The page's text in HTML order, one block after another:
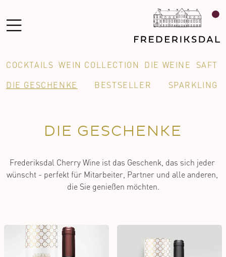
COCKTAILS WEIN COLLECTION DIE WEINE
SAFT
DIE GESCHENKE
BESTSELLER SPARKLING
DIE GESCHENKE
Frederiksdal Cherry Wine ist das Geschenk, das sich jeder
wünscht - perfekt für Mitarbeiter, Partner und alle anderen,
die Sie genießen möchten.